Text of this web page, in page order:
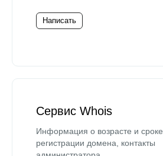
Написать
Сервис Whois
Информация о возрасте и сроке
регистрации домена, контакты